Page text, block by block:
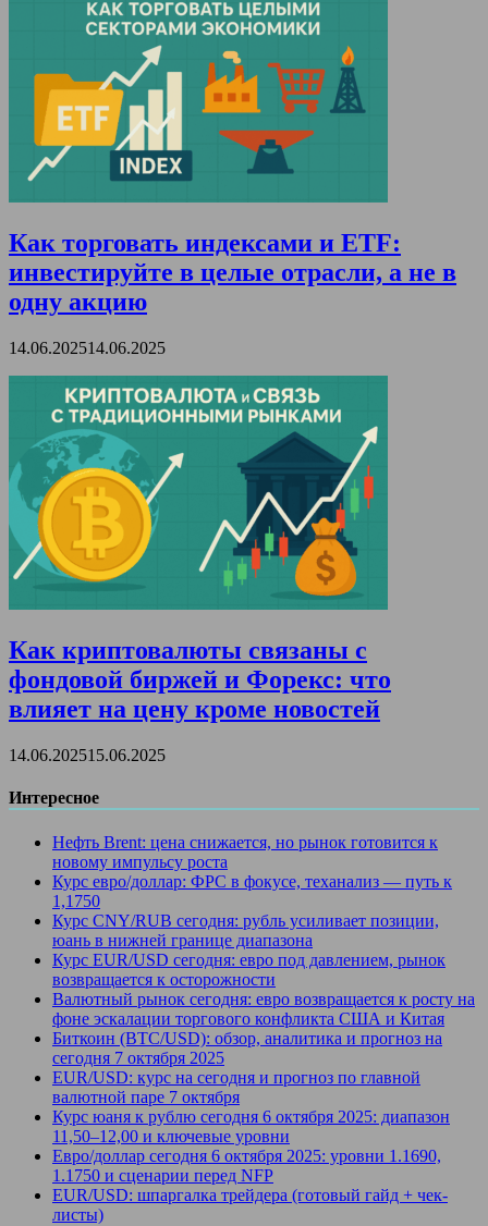
Как торговать индексами и ETF:
инвестируйте в целые отрасли, а не в
одну акцию
14.06.202514.06.2025
Как криптовалюты связаны с
фондовой биржей и Форекс: что
влияет на цену кроме новостей
14.06.202515.06.2025
Интересное
Нефть Brent: цена снижается, но рынок готовится к
новому импульсу роста
Курс евро/доллар: ФРС в фокусе, теханализ — путь к
1,1750
Курс CNY/RUB сегодня: рубль усиливает позиции,
юань в нижней границе диапазона
Курс EUR/USD сегодня: евро под давлением, рынок
возвращается к осторожности
Валютный рынок сегодня: евро возвращается к росту на
фоне эскалации торгового конфликта США и Китая
Биткоин (BTC/USD): обзор, аналитика и прогноз на
сегодня 7 октября 2025
EUR/USD: курс на сегодня и прогноз по главной
валютной паре 7 октября
Курс юаня к рублю сегодня 6 октября 2025: диапазон
11,50–12,00 и ключевые уровни
Евро/доллар сегодня 6 октября 2025: уровни 1.1690,
1.1750 и сценарии перед NFP
EUR/USD: шпаргалка трейдера (готовый гайд + чек-
листы)